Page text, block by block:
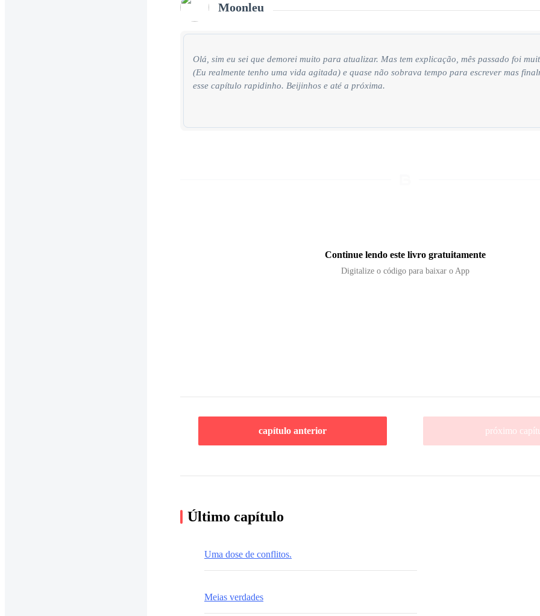
Moonleu
Olá, sim eu sei que demorei muito para atualizar. Mas tem explicação, mês passado foi
(Eu realmente tenho uma vida agitada) e quase não sobrava tempo para escrever mas
esse capítulo rapidinho. Beijinhos e até a próxima.
Continue lendo este livro gratuitamente
Digitalize o código para baixar o App
capítulo anterior próximo
Último capítulo
Uma dose de conflitos.
Meias verdades